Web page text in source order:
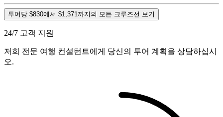
투어당 $830에서 $1,371까지의 모든 크루즈선 보기
24/7 고객 지원
저희 전문 여행 컨설턴트에게 당신의 투어 계획을 상담하십시
오.